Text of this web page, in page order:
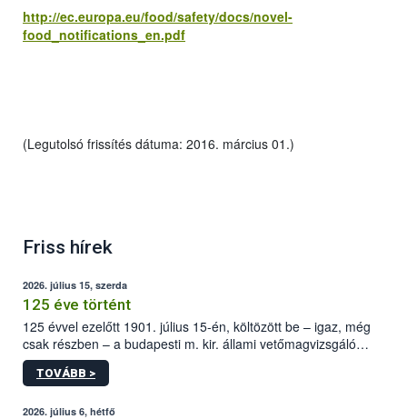
http://ec.europa.eu/food/safety/docs/novel-
food_notifications_en.pdf
(Legutolsó frissítés dátuma: 2016. március 01.)
Friss hírek
2026. július 15, szerda
125 éve történt
125 évvel ezelőtt 1901. július 15-én, költözött be – igaz, még
csak részben – a budapesti m. kir. állami vetőmagvizsgáló
állomás a Kis Rókus utca 15. szám alatti, Czigler Győző által
tervezett új épületébe.
TOVÁBB >
2026. július 6, hétfő